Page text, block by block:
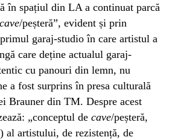
în spațiul din LA a continuat parcă
cave/peșteră”, evident și prin
garaj-studio în care artistul a
care deține actualul garaj-
cu panouri din lemn, nu
a fost surprins în presa culturală
Brauner din TM. Despre acest
„conceptul de cave/peșteră,
al artistului, de rezistență, de